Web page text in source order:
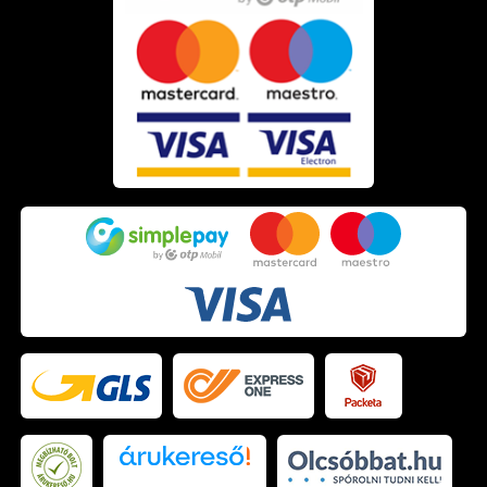
fogkefék, fogkrémek, szájvizek. Borotválkozó szerek,
szőrtelenítők, intim szőrtelenítés. Higiéniai termékek,
dezodorok, kézápolás és szappanok, testápolás. Általános
tisztítószerek, bútorápolók, vízkőoldók, háztartási
fertőtlenítőszerek, Padló ápolók, szőnyegtisztítók,
szőnyegápolók. Rovarriasztók, rovarírtók. 100%-os vásárlói
elégedettség, gyors és kényelmes vásárlás a Szendrei
Szépségcikk webáruházban |szepsegcikk.hu